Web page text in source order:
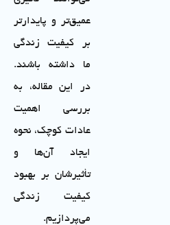
عمیق‌تر و پایدارتر
بر کیفیت زندگی
ما داشته باشند.
در این مقاله، به
بررسی اهمیت
عادات کوچک، نحوه
ایجاد آن‌ها و
تأثیرشان بر بهبود
کیفیت زندگی
می‌پردازیم.